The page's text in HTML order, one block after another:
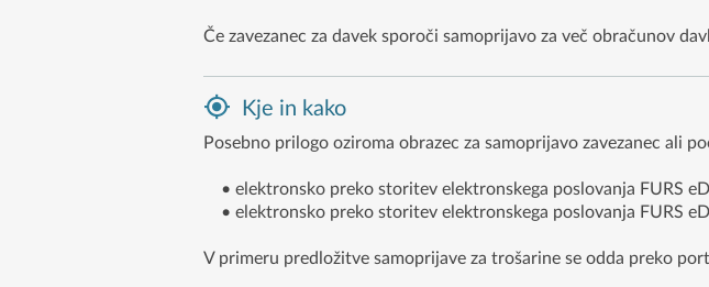
Če zavezanec za davek sporoči samoprijavo za več obračunov
Kje in kako
Posebno prilogo oziroma obrazec za samoprijavo zavezanec ali
• elektronsko preko storitev elektronskega poslovanja FURS
• elektronsko preko storitev elektronskega poslovanja FURS
V primeru predložitve samoprijave za trošarine se odda preko